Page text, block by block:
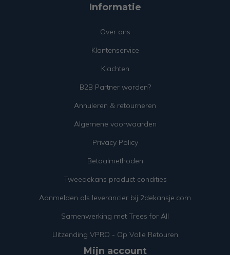
Informatie
Over ons
Klantenservice
Klachten
B2B Partner worden?
Annuleren & retourneren
Algemene voorwaarden
Privacy Policy
Betaalmethoden
Tweedekans product condities
Aanmelden als leverancier bij 2dekansje.com
Samenwerking met Trees for All
Uitzending VPRO - Op Volle Retouren
Mijn account